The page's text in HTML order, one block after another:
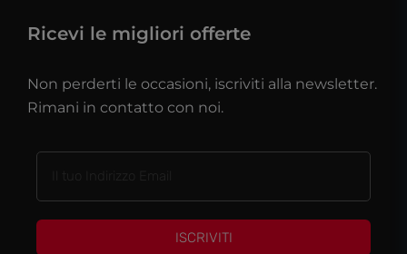
Ricevi le migliori offerte
Non perderti le occasioni, iscriviti alla newsletter.
Rimani in contatto con noi.
ISCRIVITI